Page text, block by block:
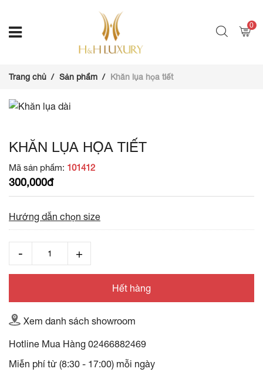
0
Trang chủ Sản phẩm Khăn lụa họa tiết
KHĂN LỤA HỌA TIẾT
Mã sản phẩm: 101412
300,000đ
Hướng dẫn chọn size
Hết hàng
Xem danh sách showroom
Hotline Mua Hàng 02466882469
Miễn phí từ (8:30 - 17:00) mỗi ngày